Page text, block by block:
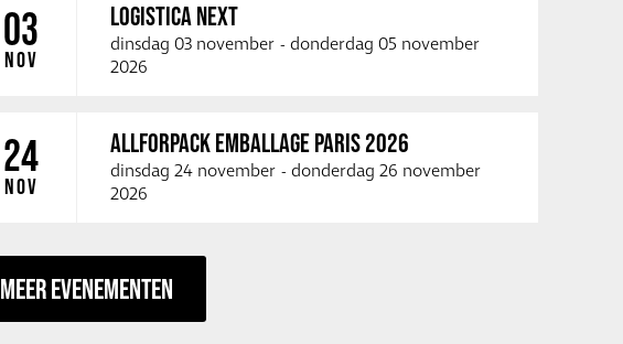
03
NOV
LOGISTICA NEXT
dinsdag 03 november - donderdag 05 november
2026
24
NOV
ALLFORPACK EMBALLAGE PARIS 2026
dinsdag 24 november - donderdag 26 november
2026
MEER EVENEMENTEN